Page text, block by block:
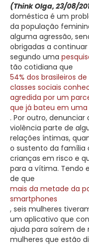
(Think Olga, 23/08/
doméstica é um
da população
alguma agressão,
obrigadas a
segundo uma
tão cotidiana que
54% dos brasileiros
classes sociais
agredida por um
que já bateu em
. Por outro,
violência parte de
relações íntimas,
o sustento da família
crianças em risco e
para a vítima. Tendo
de que
mais da metade da
smartphones
, seis mulheres
um aplicativo que
ajuda para saírem
mulheres que estão